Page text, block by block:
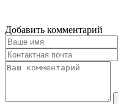
Добавить комментарий